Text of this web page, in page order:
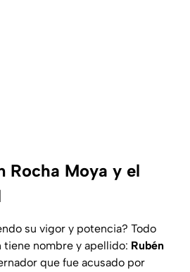
Rocha Moya y el
su vigor y potencia? Todo
tiene nombre y apellido: Rubén
que fue acusado por